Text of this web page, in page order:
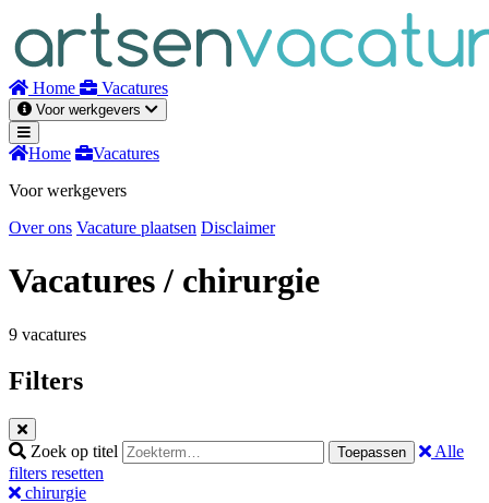
inhoud
Home Vacatures
Voor werkgevers
Home
Vacatures
Voor werkgevers
Over ons Vacature plaatsen Disclaimer
Vacatures/ chirurgie
9 vacatures
Filters
Zoek op titel Toepassen
Alle
filters resetten
chirurgie